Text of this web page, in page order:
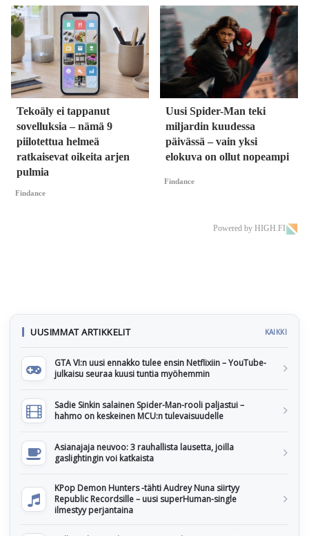
Tekoäly ei tappanut
sovelluksia – nämä 9
piilotettua helmeä
ratkaisevat oikeita arjen
pulmia
Findance
Uusi Spider-Man teki
miljardin kuudessa
päivässä – vain yksi
elokuva on ollut nopeampi
Findance
Powered by HIGH.FI
UUSIMMAT ARTIKKELIT KAIKKI
GTA VI:n uusi ennakko tulee ensin Netflixiin – YouTube-
julkaisu seuraa kuusi tuntia myöhemmin
Sadie Sinkin salainen Spider-Man-rooli paljastui –
hahmo on keskeinen MCU:n tulevaisuudelle
Asianajaja neuvoo: 3 rauhallista lausetta, joilla
gaslightingin voi katkaista
KPop Demon Hunters -tähti Audrey Nuna siirtyy
Republic Recordsille – uusi superHuman-single
ilmestyy perjantaina